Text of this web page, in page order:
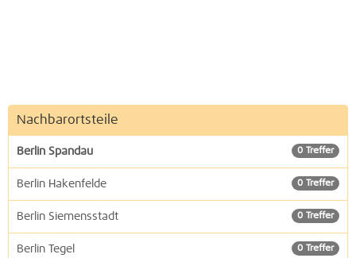
Nachbarortsteile
0 Treffer
Berlin Spandau
0 Treffer
Berlin Hakenfelde
0 Treffer
Berlin Siemensstadt
0 Treffer
Berlin Tegel